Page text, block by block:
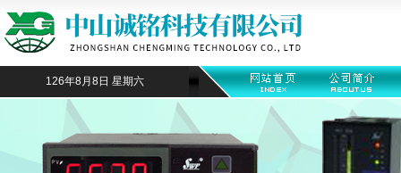
126年8月8日 星期六